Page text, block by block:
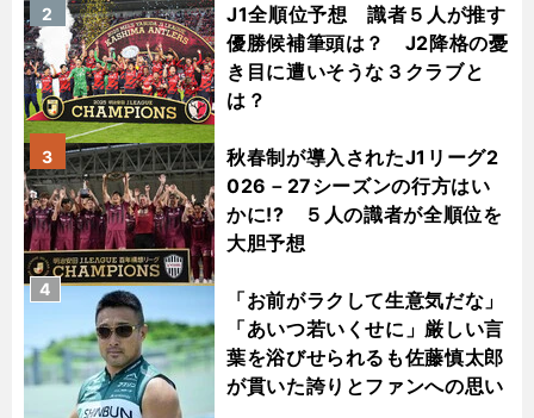
J1全順位予想 識者５人が推す
優勝候補筆頭は？ J2降格の憂
き目に遭いそうな３クラブと
は？
2
秋春制が導入されたJ1リーグ2
026－27シーズンの行方はい
かに!? ５人の識者が全順位を
大胆予想
3
「お前がラクして生意気だな」
「あいつ若いくせに」厳しい言
葉を浴びせられるも佐藤慎太郎
が貫いた誇りとファンへの思い
4